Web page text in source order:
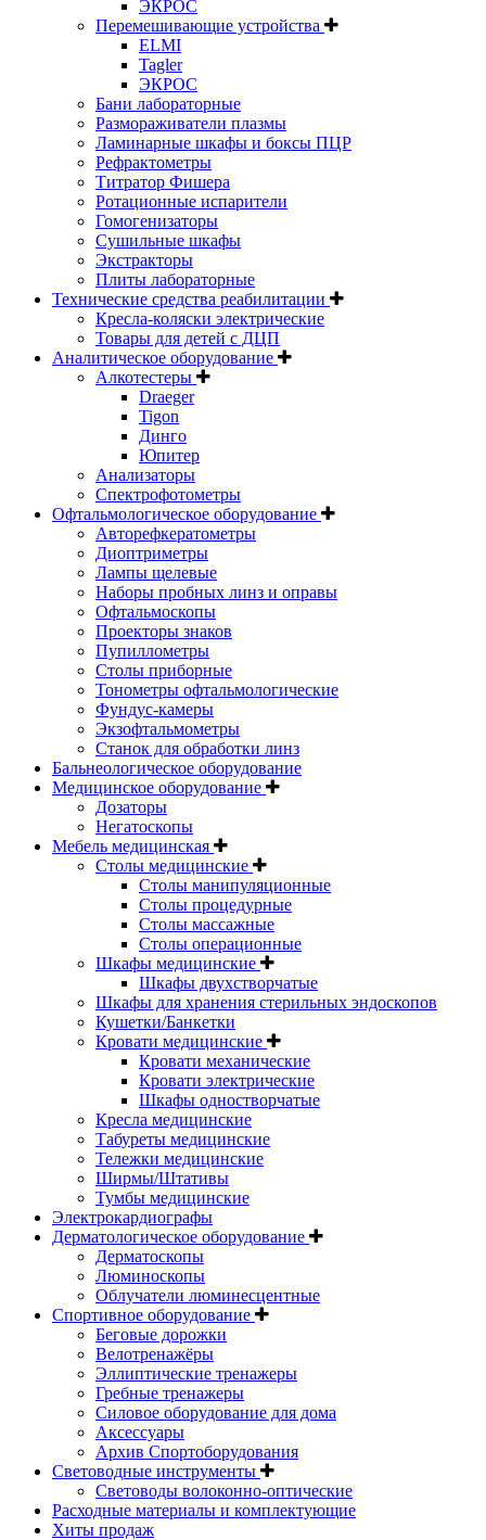
ЭКРОС
Перемешивающие устройства
ELMI
Tagler
ЭКРОС
Бани лабораторные
Размораживатели плазмы
Ламинарные шкафы и боксы ПЦР
Рефрактометры
Титратор Фишера
Ротационные испарители
Гомогенизаторы
Сушильные шкафы
Экстракторы
Плиты лабораторные
Технические средства реабилитации
Кресла-коляски электрические
Товары для детей с ДЦП
Аналитическое оборудование
Алкотестеры
Draeger
Tigon
Динго
Юпитер
Анализаторы
Спектрофотометры
Офтальмологическое оборудование
Авторефкератометры
Диоптриметры
Лампы щелевые
Наборы пробных линз и оправы
Офтальмоскопы
Проекторы знаков
Пупиллометры
Столы приборные
Тонометры офтальмологические
Фундус-камеры
Экзофтальмометры
Станок для обработки линз
Бальнеологическое оборудование
Медицинское оборудование
Дозаторы
Негатоскопы
Мебель медицинская
Столы медицинские
Столы манипуляционные
Столы процедурные
Столы массажные
Столы операционные
Шкафы медицинские
Шкафы двухстворчатые
Шкафы для хранения стерильных эндоскопов
Кушетки/Банкетки
Кровати медицинские
Кровати механические
Кровати электрические
Шкафы одностворчатые
Кресла медицинские
Табуреты медицинские
Тележки медицинские
Ширмы/Штативы
Тумбы медицинские
Электрокардиографы
Дерматологическое оборудование
Дерматоскопы
Люминоскопы
Облучатели люминесцентные
Спортивное оборудование
Беговые дорожки
Велотренажёры
Эллиптические тренажеры
Гребные тренажеры
Силовое оборудование для дома
Аксессуары
Архив Спортоборудования
Световодные инструменты
Световоды волоконно-оптические
Расходные материалы и комплектующие
Хиты продаж